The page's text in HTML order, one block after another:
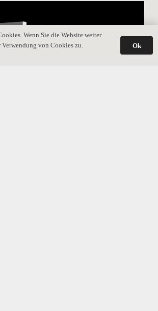
Wenn Sie die Website weiter
Verwendung von Cookies zu.
Ok